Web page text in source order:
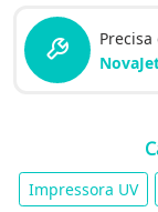
Precisa
Impressora UV